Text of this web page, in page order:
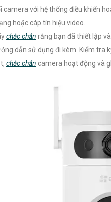
camera với hệ thống điều khiển
hoặc cáp tín hiệu video.
chắc chắn rằng bạn đã thiết lập
dẫn sử dụng đi kèm. Kiểm tra
chắc chắn camera hoạt động và